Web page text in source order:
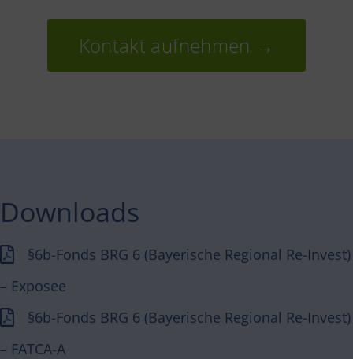
Kontakt aufnehmen →
Downloads
§6b-Fonds BRG 6 (Bayerische Regional Re-Invest)
– Exposee
§6b-Fonds BRG 6 (Bayerische Regional Re-Invest)
– FATCA-A